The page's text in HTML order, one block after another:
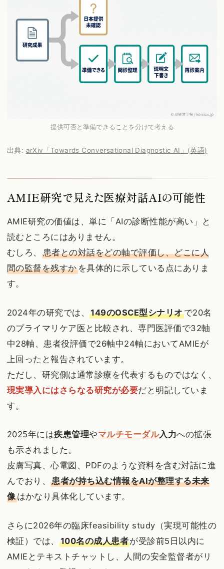
提供可否と準備できることを分けて考える
出典: arXiv「Towards Conversational Diagnostic AI」(英語)
AMIE研究で見えた医療対話AIの可能性
AMIE研究の価値は、単に「AIの診断性能が高い」と
読むところにはありません。
むしろ、 患者との対話をどの軸で評価し、どこに人
間の監督を残すかを具体的に示している点にありま
す。
2024年の研究では、149のOSCE型シナリオで20名
のプライマリケア医と比較され、専門医評価で32軸
中28軸、患者役評価で26軸中24軸においてAMIEが
上回ったと報告されています。
ただし、研究側は通常診療を代表するものではなく、
現実導入にはさらなる研究が必要だと明記していま
す。
2025年には疾患管理やマルチモーダル入力への拡張
も示されました。
皮膚写真、心電図、PDFのような資料を含む対話に進
んでおり、患者が持ち込む情報をAIが整理する未来
像はかなり具体化しています。
さらに2026年の臨床feasibility study（実現可能性の
検証）では、 100名の成人患者が受診前5日以内に
AMIEとテキストチャットし、人間の安全監督者がリ